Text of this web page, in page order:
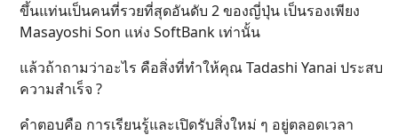
ขึ้นแท่นเป็นคนที่รวยที่สุดอันดับ 2 ของญี่ปุ่น เป็นรองเพียง
Masayoshi Son แห่ง SoftBank เท่านั้น
แล้วถ้าถามว่าอะไร คือสิ่งที่ทำให้คุณ Tadashi Yanai ประสบ
ความสำเร็จ ?
คำตอบคือ การเรียนรู้และเปิดรับสิ่งใหม่ ๆ อยู่ตลอดเวลา